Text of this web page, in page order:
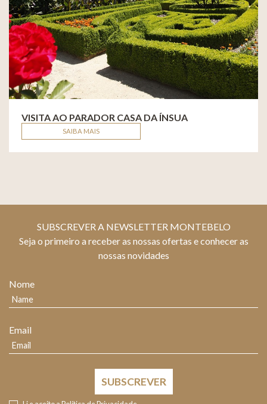
VISITA AO PARADOR CASA DA ÍNSUA
SAIBA MAIS
SUBSCREVER A NEWSLETTER MONTEBELO
Seja o primeiro a receber as nossas ofertas e conhecer as
nossas novidades
Nome
Email
SUBSCREVER